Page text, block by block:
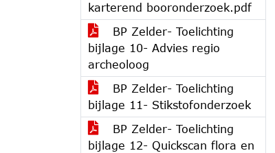
karterend booronderzoek.pdf
BP Zelder- Toelichting
bijlage 10- Advies regio
archeoloog
BP Zelder- Toelichting
bijlage 11- Stikstofonderzoek
BP Zelder- Toelichting
bijlage 12- Quickscan flora en